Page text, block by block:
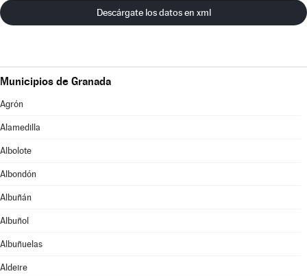
Descárgate los datos en xml
Municipios de Granada
Agrón
Alamedilla
Albolote
Albondón
Albuñán
Albuñol
Albuñuelas
Aldeire